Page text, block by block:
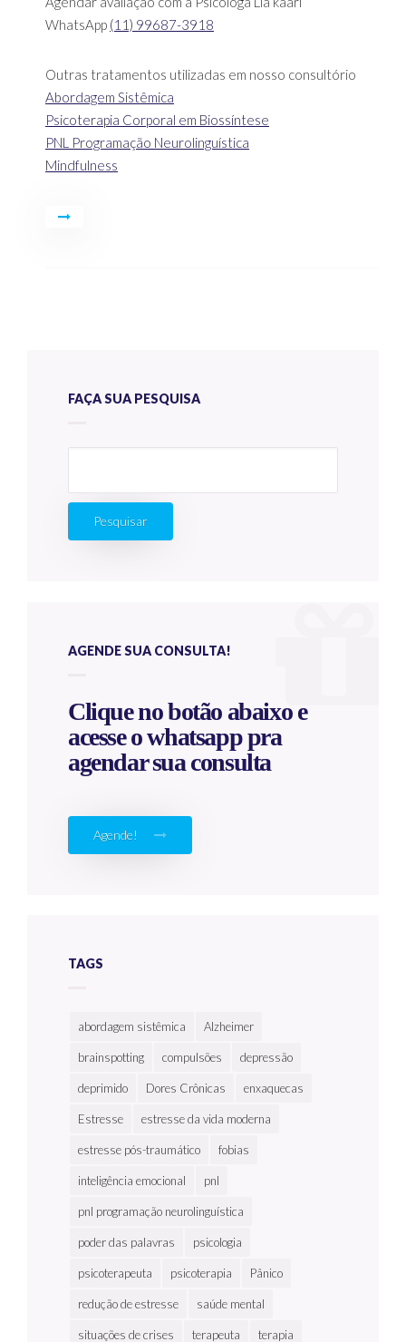
WhatsApp (11) 99687-3918
Outras tratamentos utilizadas em nosso consultório
Abordagem Sistêmica
Psicoterapia Corporal em Biossíntese
PNL Programação Neurolinguística
Mindfulness
FAÇA SUA PESQUISA
AGENDE SUA CONSULTA!
Clique no botão abaixo e
acesse o whatsapp pra
agendar sua consulta
Agende!
TAGS
abordagem sistêmica Alzheimer
brainspotting compulsões depressão
deprimido Dores Crônicas enxaquecas
Estresse estresse da vida moderna
estresse pós-traumático fobias
inteligência emocional pnl
pnl programação neurolinguística
poder das palavras psicologia
psicoterapeuta psicoterapia Pânico
redução de estresse saúde mental
situações de crises terapeuta terapia